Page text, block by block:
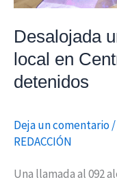
Desalojada
local en
detenidos
Deja un comentario/
REDACCIÓN
Una llamada al 092
que
acaba
con
tres